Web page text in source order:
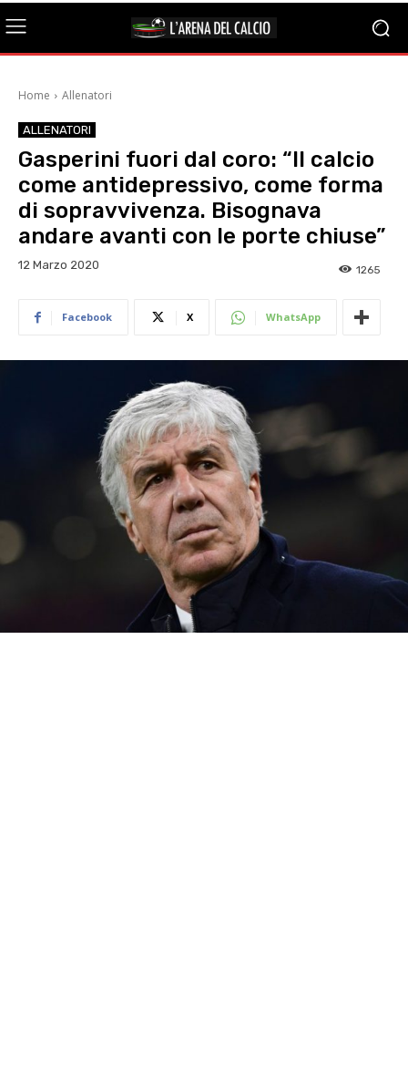
Home Allenatori
ALLENATORI
Gasperini fuori dal coro: “Il calcio
come antidepressivo, come forma
di sopravvivenza. Bisognava
andare avanti con le porte chiuse”
12 Marzo 2020 1265
Facebook X WhatsApp